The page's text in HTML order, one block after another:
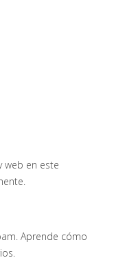
web en este
Aprende cómo